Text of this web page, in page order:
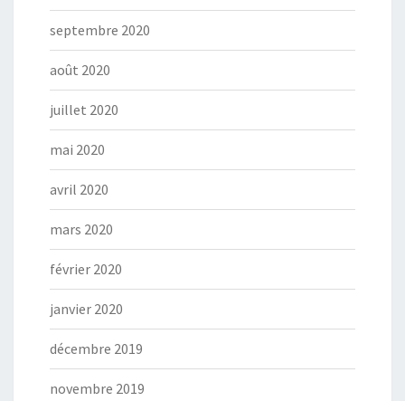
septembre 2020
août 2020
juillet 2020
mai 2020
avril 2020
mars 2020
février 2020
janvier 2020
décembre 2019
novembre 2019